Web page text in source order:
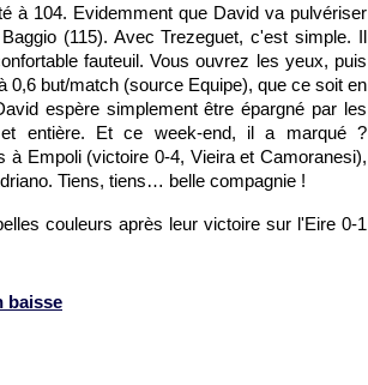
à 104. Evidemment que David va pulvériser
(115). Avec Trezeguet, c'est simple. Il
fauteuil. Vous ouvrez les yeux, puis
but/match (source Equipe), que ce soit en
espère simplement être épargné par les
entière. Et ce week-end, il a marqué ?
Empoli (victoire 0-4, Vieira et Camoranesi),
Tiens, tiens… belle compagnie !
couleurs après leur victoire sur l'Eire 0-1
baisse